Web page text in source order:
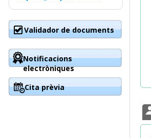
Validador de documents
Notificacions
electròniques
Cita prèvia